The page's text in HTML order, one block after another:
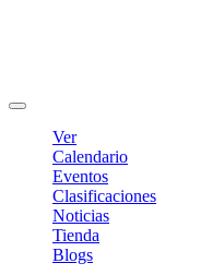
Ver
Calendario
Eventos
Clasificaciones
Noticias
Tienda
Blogs